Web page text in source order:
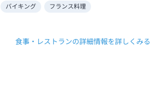
バイキング フランス料理
食事・レストランの詳細情報を詳しくみる